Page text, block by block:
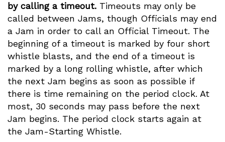
by calling a timeout. Timeouts may only be
called between Jams, though Officials may end
a Jam in order to call an Official Timeout. The
beginning of a timeout is marked by four short
whistle blasts, and the end of a timeout is
marked by a long rolling whistle, after which
the next Jam begins as soon as possible if
there is time remaining on the period clock. At
most, 30 seconds may pass before the next
Jam begins. The period clock starts again at
the Jam-Starting Whistle.